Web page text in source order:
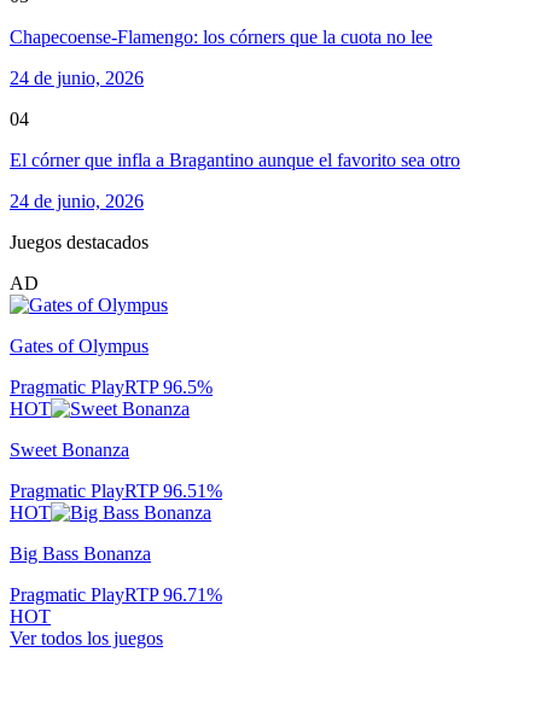
Chapecoense-Flamengo: los córners que la cuota no lee
24 de junio, 2026
04
El córner que infla a Bragantino aunque el favorito sea otro
24 de junio, 2026
Juegos destacados
AD
Gates of Olympus
Pragmatic PlayRTP96.5%
HOT
Sweet Bonanza
Pragmatic PlayRTP96.51%
HOT
Big Bass Bonanza
Pragmatic PlayRTP96.71%
HOT
Ver todos los juegos